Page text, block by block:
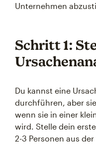
Unternehmen
Schritt 1:
Du kannst eine
durchführen, aber
wenn sie in einer
wird. Stelle dein
2-3 Personen aus